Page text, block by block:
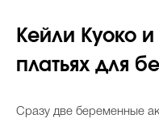
Кейли Куоко
платьях для
Сразу две беременные